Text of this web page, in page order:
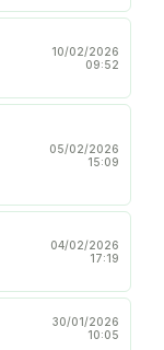
10/02/2026
09:52
05/02/2026
15:09
04/02/2026
17:19
30/01/2026
10:05